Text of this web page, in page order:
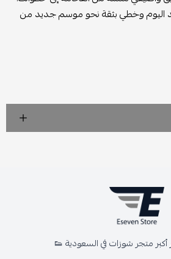
اليوم وخطي بثقة نحو موسم جديد من
متجر شوزات في السعودية 👟